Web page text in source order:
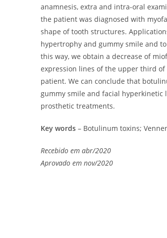
anamnesis, extra and intra-oral
the patient was diagnosed with
shape of tooth structures.
hypertrophy and gummy smile and
this way, we obtain a decrease of
expression lines of the upper third
patient. We can conclude that
gummy smile and facial
prosthetic treatments.
Key words – Botulinum toxins;
Recebido em abr/2020
Aprovado em nov/2020